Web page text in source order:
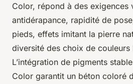
Color, répond à des exigences
antidérapance, rapidité de
pieds, effets imitant la pierre
diversité des choix de
L’intégration de pigments
Color garantit un béton coloré